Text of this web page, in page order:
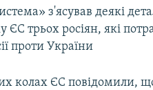
з'ясував деякі
ЄС трьох росіян, які
проти України
колах ЄС повідомили,